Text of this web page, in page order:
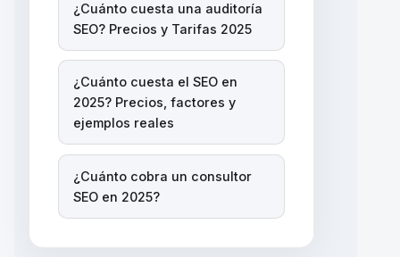
¿Cuánto cuesta una auditoría
SEO? Precios y Tarifas 2025
¿Cuánto cuesta el SEO en
2025? Precios, factores y
ejemplos reales
¿Cuánto cobra un consultor
SEO en 2025?